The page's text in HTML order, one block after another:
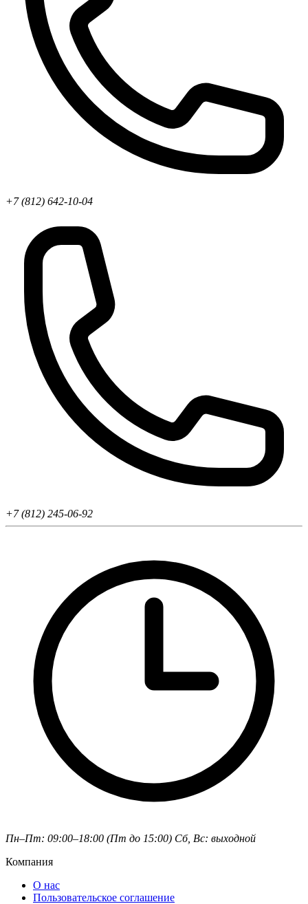
+7 (812) 642-10-04
+7 (812) 245-06-92
Пн–Пт: 09:00–18:00 (Пт до 15:00) Сб, Вс: выходной
Компания
О нас
Пользовательское соглашение